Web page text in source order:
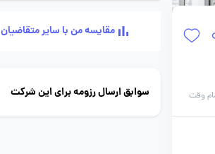
وقت
مقایسه من با سایر متقاضیان
سوابق ارسال رزومه برای این شرکت